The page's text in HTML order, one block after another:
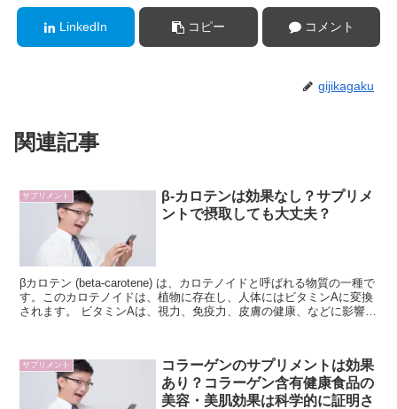
LinkedIn コピー コメント
gijikagaku
関連記事
サプリメント
β-カロテンは効果なし？サプリメ
ントで摂取しても大丈夫？
βカロテン (beta-carotene) は、カロテノイドと呼ばれる物質の一種で
す。このカロテノイドは、植物に存在し、人体にはビタミンAに変換
されます。 ビタミンAは、視力、免疫力、皮膚の健康、などに影響を
サプリメント
コラーゲンのサプリメントは効果
あり？コラーゲン含有健康食品の
美容・美肌効果は科学的に証明さ